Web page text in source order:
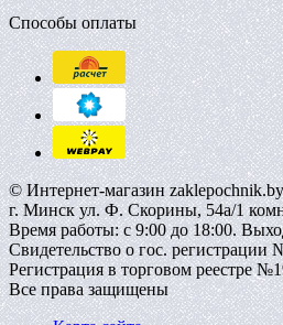
Способы оплаты
© Интернет-магазин
г. Минск ул. Ф. Скорины, 54а/1
Время работы: с 9:00 до 18:00.
Свидетельство о гос. регистрации
Регистрация в торговом реестре
Все права защищены